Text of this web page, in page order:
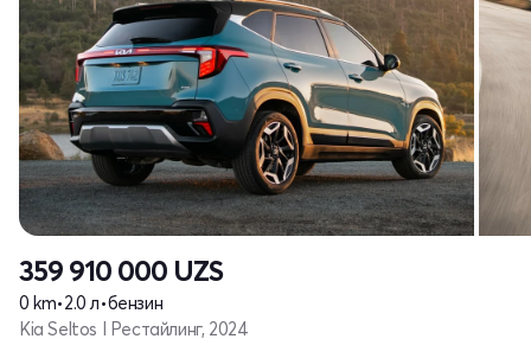
359 910 000 UZS
0 km•2.0 л•бензин
Kia Seltos I Рестайлинг, 2024